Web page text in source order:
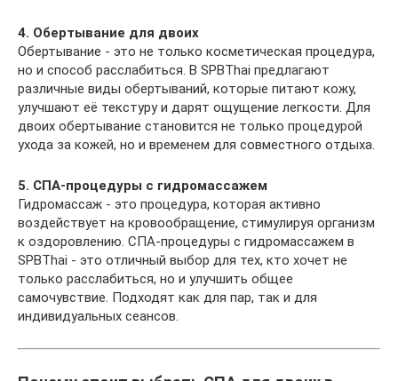
4. Обертывание для двоих
Обертывание - это не только косметическая процедура,
но и способ расслабиться. В SPBThai предлагают
различные виды обертываний, которые питают кожу,
улучшают её текстуру и дарят ощущение легкости. Для
двоих обертывание становится не только процедурой
ухода за кожей, но и временем для совместного отдыха.
5. СПА-процедуры с гидромассажем
Гидромассаж - это процедура, которая активно
воздействует на кровообращение, стимулируя организм
к оздоровлению. СПА-процедуры с гидромассажем в
SPBThai - это отличный выбор для тех, кто хочет не
только расслабиться, но и улучшить общее
самочувствие. Подходят как для пар, так и для
индивидуальных сеансов.